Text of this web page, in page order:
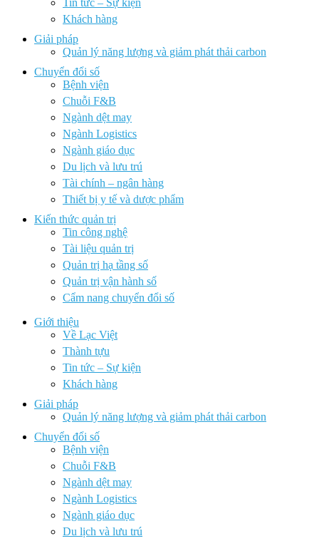
Tin tức – Sự kiện
Khách hàng
Giải pháp
Quản lý năng lượng và giảm phát thải carbon
Chuyển đổi số
Bệnh viện
Chuỗi F&B
Ngành dệt may
Ngành Logistics
Ngành giáo dục
Du lịch và lưu trú
Tài chính – ngân hàng
Thiết bị y tế và dược phẩm
Kiến thức quản trị
Tin công nghệ
Tài liệu quản trị
Quản trị hạ tầng số
Quản trị vận hành số
Cẩm nang chuyển đổi số
Giới thiệu
Về Lạc Việt
Thành tựu
Tin tức – Sự kiện
Khách hàng
Giải pháp
Quản lý năng lượng và giảm phát thải carbon
Chuyển đổi số
Bệnh viện
Chuỗi F&B
Ngành dệt may
Ngành Logistics
Ngành giáo dục
Du lịch và lưu trú